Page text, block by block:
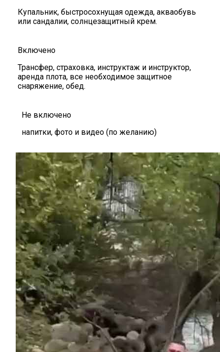
Купальник, быстросохнущая одежда, акваобувь
или сандалии, солнцезащитный крем.
Включено
Трансфер, страховка, инструктаж и инструктор,
аренда плота, все необходимое защитное
снаряжение, обед.
Не включено
напитки, фото и видео (по желанию)